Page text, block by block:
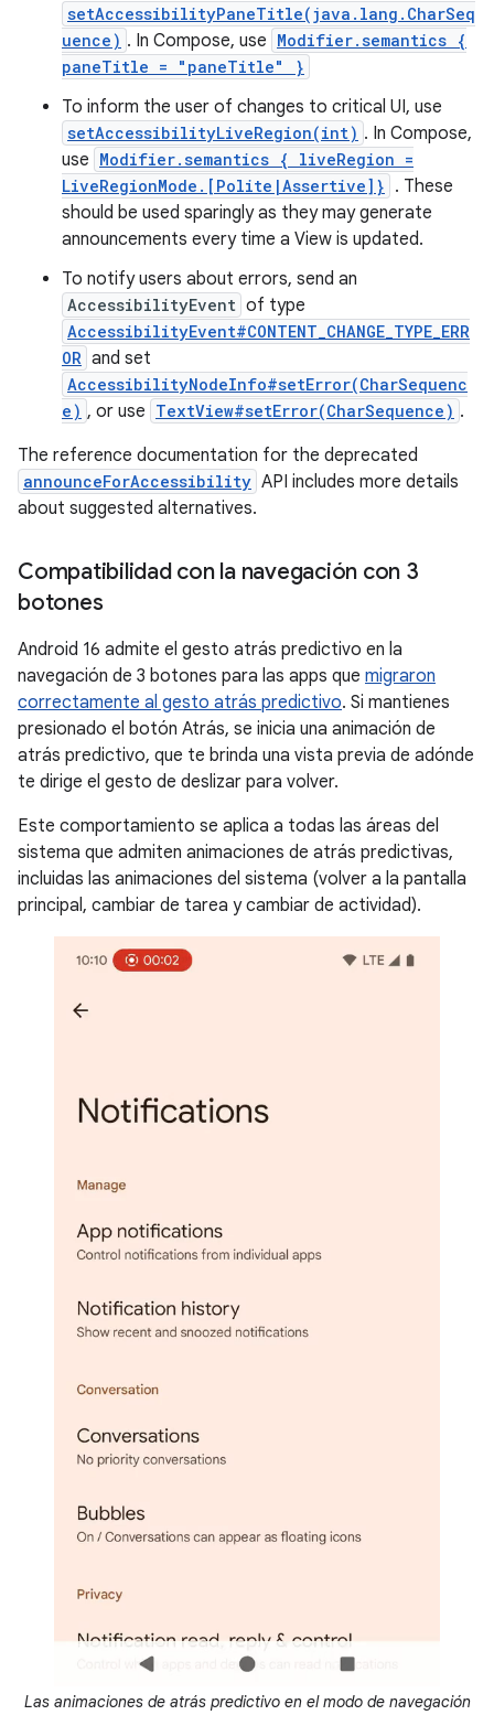
setAccessibilityPaneTitle(java.lang.CharSeq
uence) . In Compose, use Modifier.semantics {
paneTitle = "paneTitle" }
To inform the user of changes to critical UI, use
setAccessibilityLiveRegion(int) . In Compose,
use Modifier.semantics { liveRegion =
LiveRegionMode.[Polite|Assertive]} . These
should be used sparingly as they may generate
announcements every time a View is updated.
To notify users about errors, send an
AccessibilityEvent of type
AccessibilityEvent#CONTENT_CHANGE_TYPE_ERR
OR and set
AccessibilityNodeInfo#setError(CharSequenc
e) , or use TextView#setError(CharSequence) .
The reference documentation for the deprecated
announceForAccessibility API includes more details
about suggested alternatives.
Compatibilidad con la navegación con 3
botones
Android 16 admite el gesto atrás predictivo en la
navegación de 3 botones para las apps que migraron
correctamente al gesto atrás predictivo. Si mantienes
presionado el botón Atrás, se inicia una animación de
atrás predictivo, que te brinda una vista previa de adónde
te dirige el gesto de deslizar para volver.
Este comportamiento se aplica a todas las áreas del
sistema que admiten animaciones de atrás predictivas,
incluidas las animaciones del sistema (volver a la pantalla
principal, cambiar de tarea y cambiar de actividad).
Las animaciones de atrás predictivo en el modo de navegación